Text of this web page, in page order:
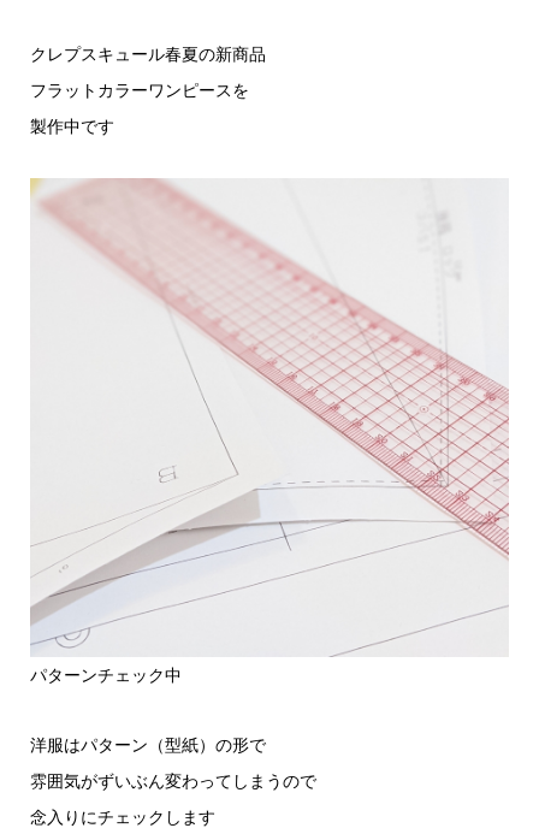
クレプスキュール春夏の新商品
フラットカラーワンピースを
製作中です
パターンチェック中
洋服はパターン（型紙）の形で
雰囲気がずいぶん変わってしまうので
念入りにチェックします